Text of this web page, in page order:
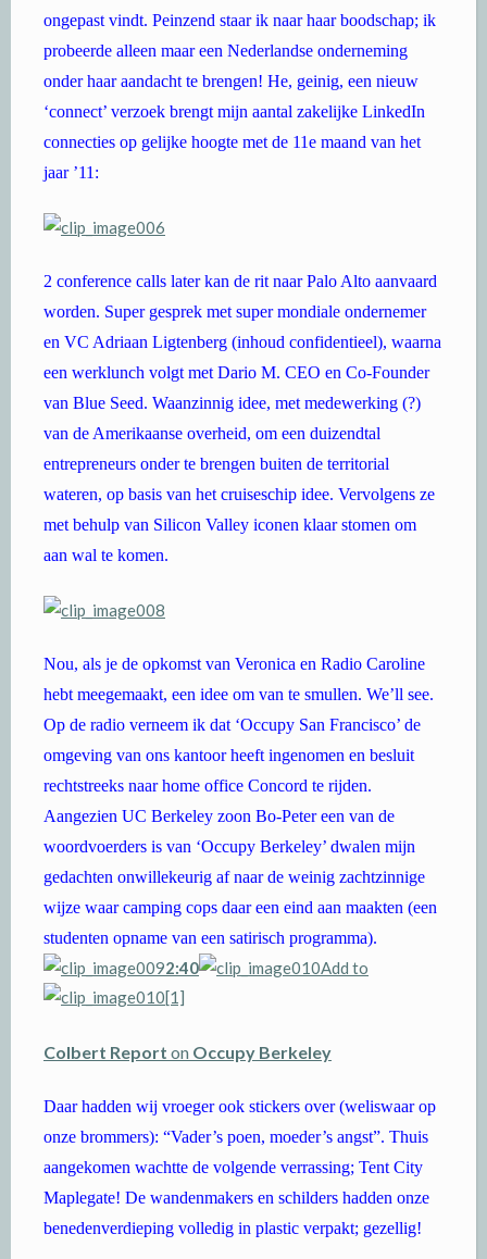
ongepast vindt. Peinzend staar ik naar haar boodschap; ik
probeerde alleen maar een Nederlandse onderneming
onder haar aandacht te brengen! He, geinig, een nieuw
‘connect’ verzoek brengt mijn aantal zakelijke LinkedIn
connecties op gelijke hoogte met de 11e maand van het
jaar ’11:
2 conference calls later kan de rit naar Palo Alto aanvaard
worden. Super gesprek met super mondiale ondernemer
en VC Adriaan Ligtenberg (inhoud confidentieel), waarna
een werklunch volgt met Dario M. CEO en Co-Founder
van Blue Seed. Waanzinnig idee, met medewerking (?)
van de Amerikaanse overheid, om een duizendtal
entrepreneurs onder te brengen buiten de territorial
wateren, op basis van het cruiseschip idee. Vervolgens ze
met behulp van Silicon Valley iconen klaar stomen om
aan wal te komen.
Nou, als je de opkomst van Veronica en Radio Caroline
hebt meegemaakt, een idee om van te smullen. We’ll see.
Op de radio verneem ik dat ‘Occupy San Francisco’ de
omgeving van ons kantoor heeft ingenomen en besluit
rechtstreeks naar home office Concord te rijden.
Aangezien UC Berkeley zoon Bo-Peter een van de
woordvoerders is van ‘Occupy Berkeley’ dwalen mijn
gedachten onwillekeurig af naar de weinig zachtzinnige
wijze waar camping cops daar een eind aan maakten (een
studenten opname van een satirisch programma).
2:40 Add to
Colbert Report on Occupy Berkeley
Daar hadden wij vroeger ook stickers over (weliswaar op
onze brommers): “Vader’s poen, moeder’s angst”. Thuis
aangekomen wachtte de volgende verrassing; Tent City
Maplegate! De wandenmakers en schilders hadden onze
benedenverdieping volledig in plastic verpakt; gezellig!